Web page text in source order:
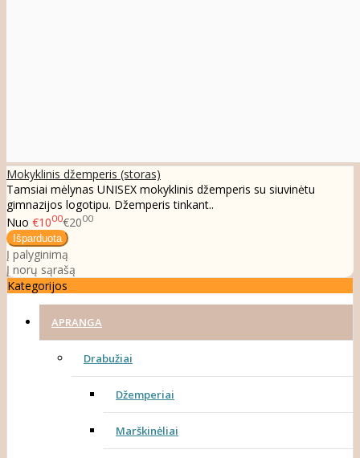
Mokyklinis džemperis (storas)
Tamsiai mėlynas UNISEX mokyklinis džemperis su siuvinėtu
gimnazijos logotipu. Džemperis tinkant..
Nuo €1000€2000
Į palyginimą
Į norų sąrašą
Kategorijos
APRANGA
Drabužiai
Džemperiai
Marškinėliai